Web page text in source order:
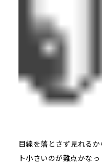
目線を落とさず見れる
ト小さいのが難点かなっ